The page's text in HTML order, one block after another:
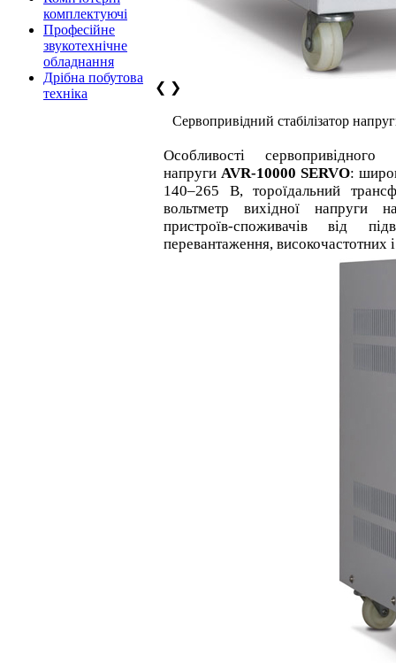
комплектуючі
Професійне
звукотехнічне
обладнання
Дрібна побутова
техніка
❮ ❯
Сервопривідний стабілізатор
Особливості сервопривідного
напруги AVR-10000 SERVO:
140–265 В, тороїдальний
вольтметр вихідної напруги
пристроїв-споживачів від
перевантаження, високочастотних